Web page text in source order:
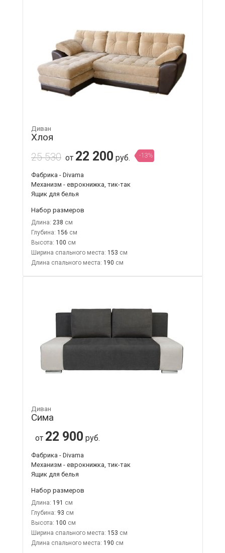
Диван
Хлоя
25 530 от 22 200 руб. -13%
Фабрика - Divama
Механизм - еврокнижка, тик-так
Ящик для белья
Набор размеров
Длина: 238
Глубина: 156
Высота: 100
Ширина спального места: 153
Длина спального места: 190
Диван
Сима
от 22 900 руб.
Фабрика - Divama
Механизм - еврокнижка, тик-так
Ящик для белья
Набор размеров
Длина: 191
Глубина: 93
Высота: 100
Ширина спального места: 153
Длина спального места: 190